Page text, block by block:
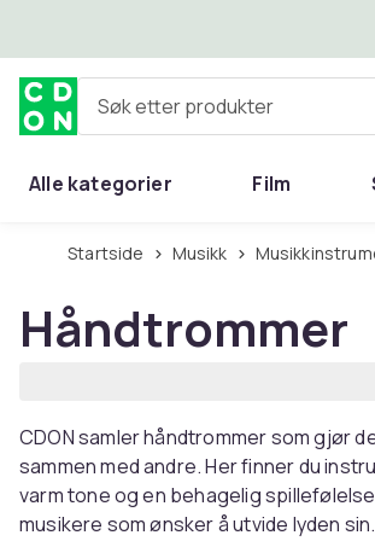
Søk etter produkter
Alle kategorier Film
Startside Musikk
Håndtrommer
CDON samler håndtrommer som gjør
sammen med andre. Her finner du
varm tone og en behagelig
musikere som ønsker å utvide lyden